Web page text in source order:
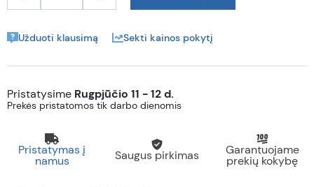
Užduoti klausimą Sekti kainos pokytį
Pristatysime Rugpjūčio 11 - 12 d.
Prekės pristatomos tik darbo dienomis
Pristatymas į
namus Saugus pirkimas Garantuojame
prekių kokybę